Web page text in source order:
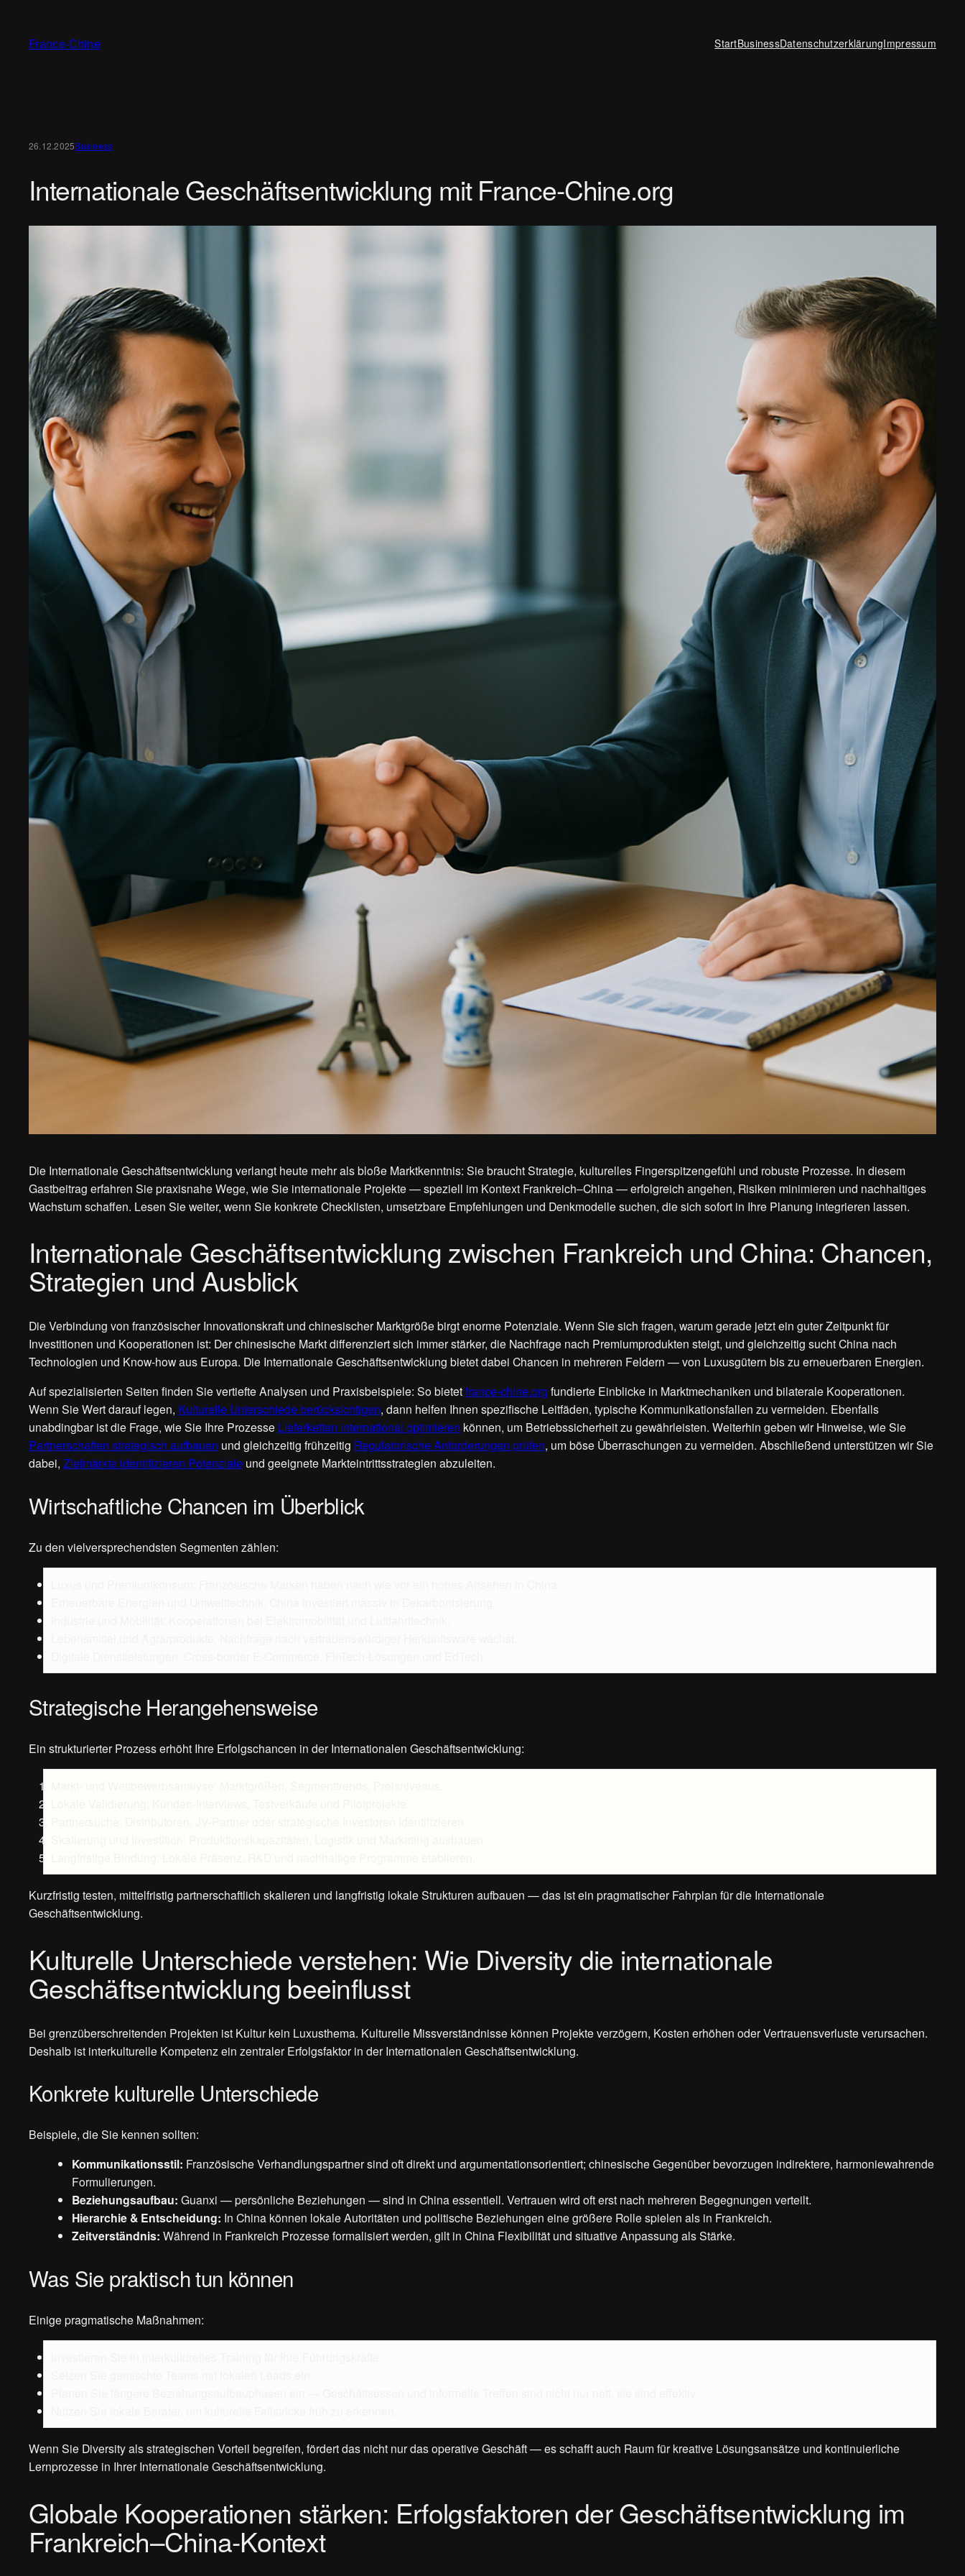
springen
France-Chine StartBusinessDatenschutzerklärungImpressum
26.12.2025Business
Internationale Geschäftsentwicklung mit France-Chine.org
Die Internationale Geschäftsentwicklung verlangt heute mehr als bloße Marktkenntnis: Sie braucht Strategie, kulturelles Fingerspitzengefühl und robuste Prozesse. In diesem
Gastbeitrag erfahren Sie praxisnahe Wege, wie Sie internationale Projekte — speziell im Kontext Frankreich–China — erfolgreich angehen, Risiken minimieren und nachhaltiges
Wachstum schaffen. Lesen Sie weiter, wenn Sie konkrete Checklisten, umsetzbare Empfehlungen und Denkmodelle suchen, die sich sofort in Ihre Planung integrieren lassen.
Internationale Geschäftsentwicklung zwischen Frankreich und China: Chancen,
Strategien und Ausblick
Die Verbindung von französischer Innovationskraft und chinesischer Marktgröße birgt enorme Potenziale. Wenn Sie sich fragen, warum gerade jetzt ein guter Zeitpunkt für
Investitionen und Kooperationen ist: Der chinesische Markt differenziert sich immer stärker, die Nachfrage nach Premiumprodukten steigt, und gleichzeitig sucht China nach
Technologien und Know‑how aus Europa. Die Internationale Geschäftsentwicklung bietet dabei Chancen in mehreren Feldern — von Luxusgütern bis zu erneuerbaren Energien.
Auf spezialisierten Seiten finden Sie vertiefte Analysen und Praxisbeispiele: So bietetfrance-chine.org fundierte Einblicke in Marktmechaniken und bilaterale Kooperationen.
Wenn Sie Wert darauf legen, Kulturelle Unterschiede berücksichtigen, dann helfen Ihnen spezifische Leitfäden, typische Kommunikationsfallen zu vermeiden. Ebenfalls
unabdingbar ist die Frage, wie Sie Ihre Prozesse Lieferketten international optimieren können, um Betriebssicherheit zu gewährleisten. Weiterhin geben wir Hinweise, wie Sie
Partnerschaften strategisch aufbauen und gleichzeitig frühzeitig Regulatorische Anforderungen prüfen, um böse Überraschungen zu vermeiden. Abschließend unterstützen wir Sie
dabei, Zielmärkte identifizieren Potenziale und geeignete Markteintrittsstrategien abzuleiten.
Wirtschaftliche Chancen im Überblick
Zu den vielversprechendsten Segmenten zählen:
Strategische Herangehensweise
Ein strukturierter Prozess erhöht Ihre Erfolgschancen in der Internationalen Geschäftsentwicklung:
Kurzfristig testen, mittelfristig partnerschaftlich skalieren und langfristig lokale Strukturen aufbauen — das ist ein pragmatischer Fahrplan für die Internationale
Geschäftsentwicklung.
Kulturelle Unterschiede verstehen: Wie Diversity die internationale
Geschäftsentwicklung beeinflusst
Bei grenzüberschreitenden Projekten ist Kultur kein Luxusthema. Kulturelle Missverständnisse können Projekte verzögern, Kosten erhöhen oder Vertrauensverluste verursachen.
Deshalb ist interkulturelle Kompetenz ein zentraler Erfolgsfaktor in der Internationalen Geschäftsentwicklung.
Konkrete kulturelle Unterschiede
Beispiele, die Sie kennen sollten:
Kommunikationsstil: Französische Verhandlungspartner sind oft direkt und argumentationsorientiert; chinesische Gegenüber bevorzugen indirektere, harmoniewahrende
Formulierungen.
Beziehungsaufbau: Guanxi — persönliche Beziehungen — sind in China essentiell. Vertrauen wird oft erst nach mehreren Begegnungen verteilt.
Hierarchie & Entscheidung: In China können lokale Autoritäten und politische Beziehungen eine größere Rolle spielen als in Frankreich.
Zeitverständnis: Während in Frankreich Prozesse formalisiert werden, gilt in China Flexibilität und situative Anpassung als Stärke.
Was Sie praktisch tun können
Einige pragmatische Maßnahmen:
Wenn Sie Diversity als strategischen Vorteil begreifen, fördert das nicht nur das operative Geschäft — es schafft auch Raum für kreative Lösungsansätze und kontinuierliche
Lernprozesse in Ihrer Internationale Geschäftsentwicklung.
Globale Kooperationen stärken: Erfolgsfaktoren der Geschäftsentwicklung im
Frankreich–China-Kontext